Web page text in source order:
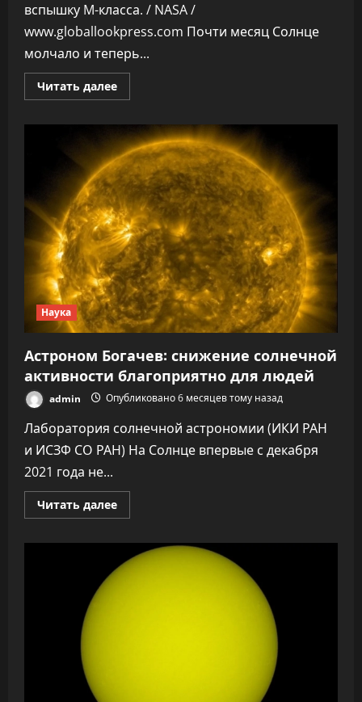
вспышку M-класса. / NASA /
www.globallookpress.com Почти месяц Солнце
молчало и теперь...
Читать далееПрочитать
больше
Солнце
возник
«разлом».
Земле
грозят
удары
из
огромной
корональной
дыры
Наука
Астроном Богачев: снижение солнечной
активности благоприятно для людей
admin Опубликовано 6 месяцев тому назад
Лаборатория солнечной астрономии (ИКИ РАН
и ИСЗФ СО РАН) На Солнце впервые с декабря
2021 года не...
Читать далееПрочитать
больше
Богачев:
снижение
солнечной